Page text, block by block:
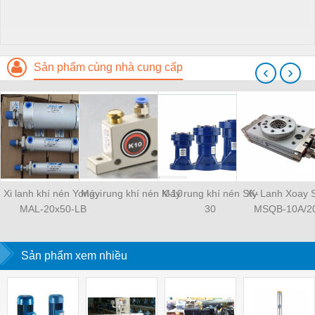
Sản phẩm cùng nhà cung cấp
Xi lanh khí nén Yongyi
MAL-20x50-LB
Máy rung khí nén K-10Máy rung khí nén SK-
30
Xy Lanh Xoay
MSQB-10A/
‹ ›
Sản phẩm xem nhiều